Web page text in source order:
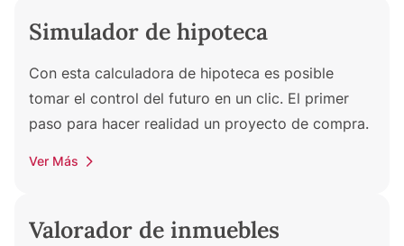
Simulador de hipoteca
Con esta calculadora de hipoteca es posible
tomar el control del futuro en un clic. El primer
paso para hacer realidad un proyecto de compra.
Ver Más
Valorador de inmuebles